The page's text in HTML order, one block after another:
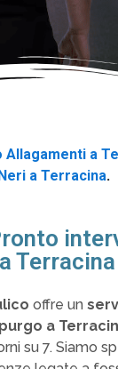
a
a Terracina.
offre un
a
su 7. Siamo